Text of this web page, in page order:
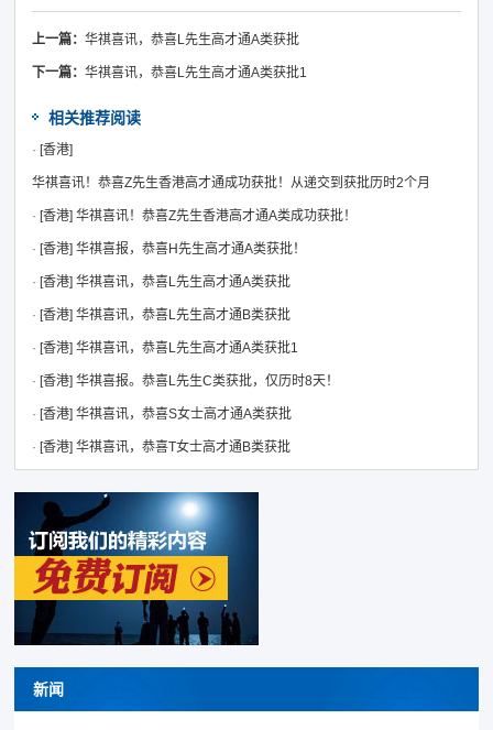
上一篇：华祺喜讯，恭喜L先生高才通A类获批
下一篇：华祺喜讯，恭喜L先生高才通A类获批1
相关推荐阅读
· [香港]
华祺喜讯！恭喜Z先生香港高才通成功获批！从递交到获批历时2个月
· [香港] 华祺喜讯！恭喜Z先生香港高才通A类成功获批！
· [香港] 华祺喜报，恭喜H先生高才通A类获批！
· [香港] 华祺喜讯，恭喜L先生高才通A类获批
· [香港] 华祺喜讯，恭喜L先生高才通B类获批
· [香港] 华祺喜讯，恭喜L先生高才通A类获批1
· [香港] 华祺喜报。恭喜L先生C类获批，仅历时8天！
· [香港] 华祺喜讯，恭喜S女士高才通A类获批
· [香港] 华祺喜讯，恭喜T女士高才通B类获批
新闻